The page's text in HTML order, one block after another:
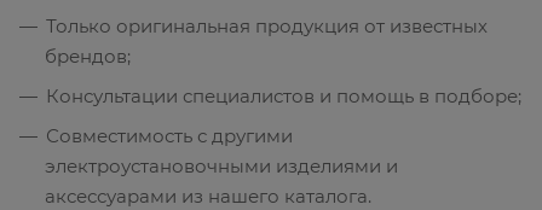
Только оригинальная продукция от известных
брендов;
Консультации специалистов и помощь в подборе;
Совместимость с другими
электроустановочными изделиями и
аксессуарами из нашего каталога.